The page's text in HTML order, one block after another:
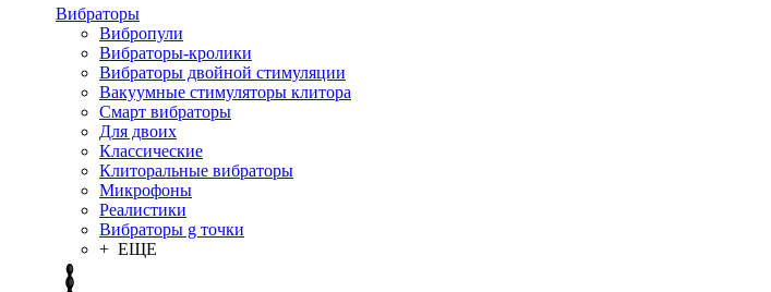
Вибраторы
Вибропули
Вибраторы-кролики
Вибраторы двойной стимуляции
Вакуумные стимуляторы клитора
Смарт вибраторы
Для двоих
Классические
Клиторальные вибраторы
Микрофоны
Реалистики
Вибраторы g точки
+ ЕЩЕ